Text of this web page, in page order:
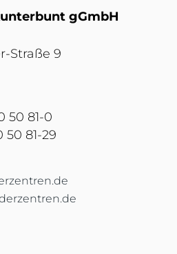
gGmbH
Straße 9
50 81-0
50 81-29